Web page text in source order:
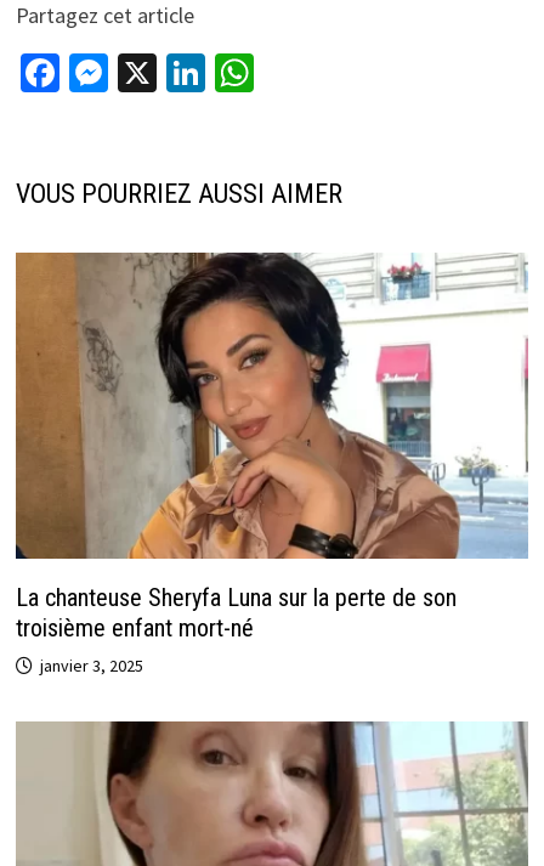
Partagez cet article
Fa
o
k
M
n
r
X Li
dI
W
sA
p
VOUS POURRIEZ AUSSI AIMER
La chanteuse Sheryfa Luna sur la perte de son
troisième enfant mort-né
janvier 3, 2025